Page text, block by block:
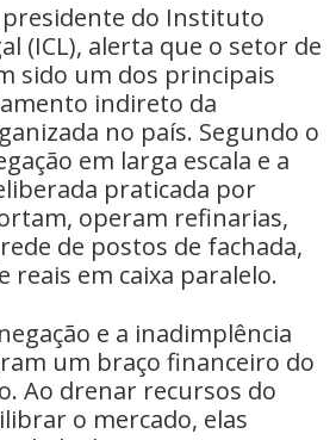
presidente do Instituto
(ICL), alerta que o setor de
sido um dos principais
indireto da
no país. Segundo o
em larga escala e a
praticada por
operam refinarias,
de postos de fachada,
reais em caixa paralelo.
e a inadimplência
um braço financeiro do
Ao drenar recursos do
o mercado, elas